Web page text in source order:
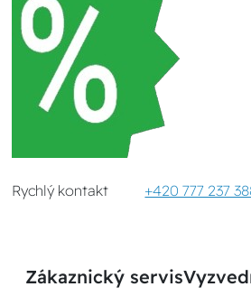
Rychlý kontakt +420 777 237
Zákaznický servis